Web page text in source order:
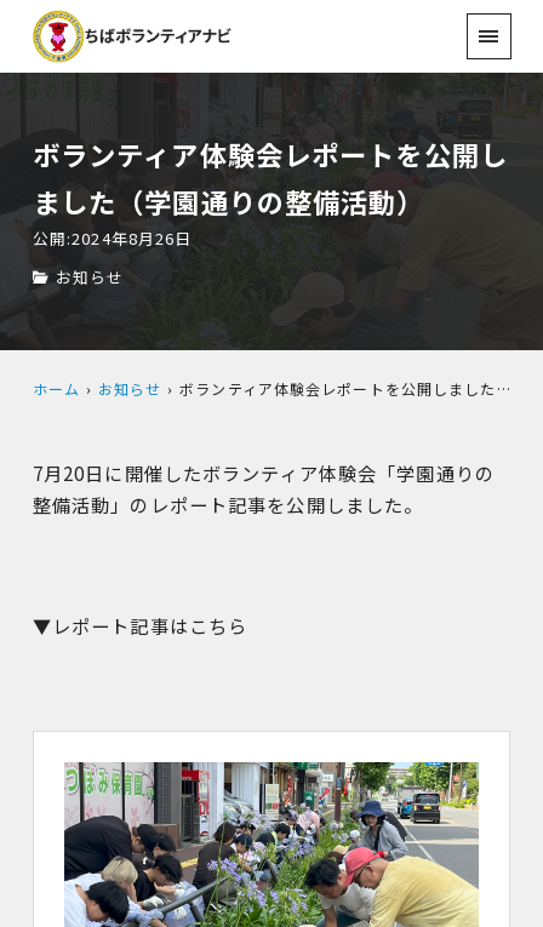
ボランティア体験会レポートを公開し
ました（学園通りの整備活動）
公開:2024年8月26日
お知らせ
ホーム お知らせ ボランティア体験会レポートを公開しました（学園通りの整備活動）
7月20日に開催したボランティア体験会「学園通りの
整備活動」のレポート記事を公開しました。
▼レポート記事はこちら